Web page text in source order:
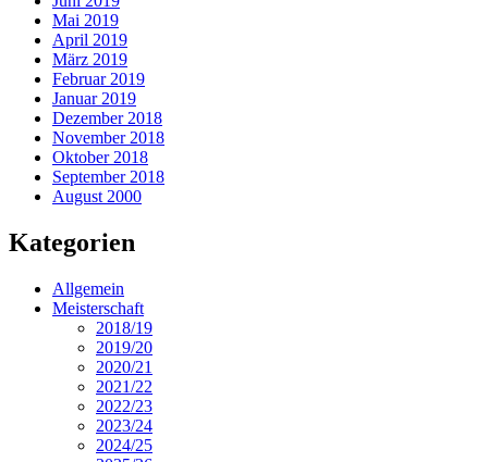
Mai 2019
April 2019
März 2019
Februar 2019
Januar 2019
Dezember 2018
November 2018
Oktober 2018
September 2018
August 2000
Kategorien
Allgemein
Meisterschaft
2018/19
2019/20
2020/21
2021/22
2022/23
2023/24
2024/25